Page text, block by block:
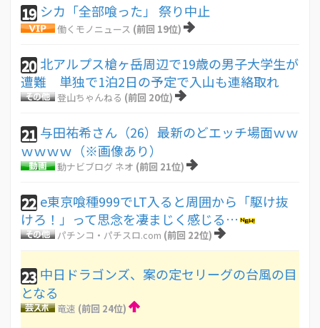
19 シカ「全部喰った」 祭り中止
働くモノニュース (前回 19位)
20 北アルプス槍ヶ岳周辺で19歳の男子大学生が
遭難 単独で1泊2日の予定で入山も連絡取れ
登山ちゃんねる (前回 20位)
21 与田祐希さん（26）最新のどエッチ場面ｗｗ
ｗｗｗｗ（※画像あり）
動ナビブログ ネオ (前回 21位)
22 e東京喰種999でLT入ると周囲から「駆け抜
けろ！」って思念を凄まじく感じる…
パチンコ・パチスロ.com (前回 22位)
23 中日ドラゴンズ、案の定セリーグの台風の目
となる
竜速 (前回 24位)